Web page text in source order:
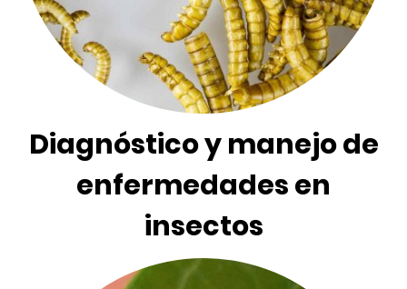
Diagnóstico y manejo de
enfermedades en
insectos